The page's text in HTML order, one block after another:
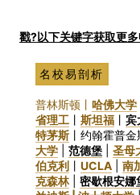
戳?以下关键字获取更
名校易剖析
普林斯顿丨 哈佛大学
省理工 丨 斯坦福 丨 宾
特茅斯 丨约翰霍普金
大学
范德堡 圣母
伯克利 丨 UCLA 南
克森林| 密歇根安娜